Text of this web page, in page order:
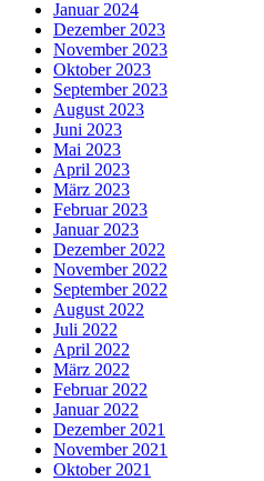
Januar 2024
Dezember 2023
November 2023
Oktober 2023
September 2023
August 2023
Juni 2023
Mai 2023
April 2023
März 2023
Februar 2023
Januar 2023
Dezember 2022
November 2022
September 2022
August 2022
Juli 2022
April 2022
März 2022
Februar 2022
Januar 2022
Dezember 2021
November 2021
Oktober 2021